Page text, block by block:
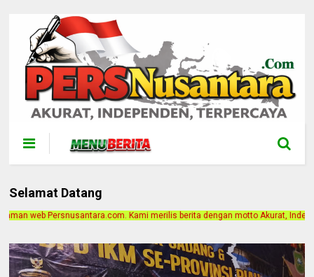
Selamat Datang
Kami merilis berita dengan motto Akurat, Independen, Terpercaya. Alamat